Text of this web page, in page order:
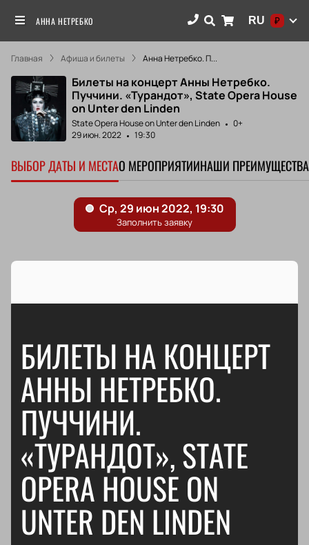
АННА НЕТРЕБКО RU ₽
Главная Афиша и билеты Анна Нетребко. П...
Билеты на концерт Анны Нетребко.
Пуччини. «Турандот», State Opera House
on Unter den Linden
State Opera House on Unter den Linden
0+
29 июн. 2022
19:30
ВЫБОР ДАТЫ И МЕСТАО МЕРОПРИЯТИИНАШИ ПРЕИМУЩЕСТВА
БИЛЕТЫ НА КОНЦЕРТ
АННЫ НЕТРЕБКО.
ПУЧЧИНИ.
«ТУРАНДОТ», STATE
OPERA HOUSE ON
UNTER DEN LINDEN